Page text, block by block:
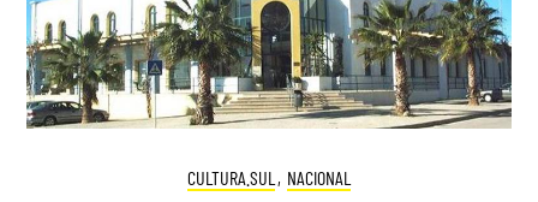
CULTURA.SUL , NACIONAL